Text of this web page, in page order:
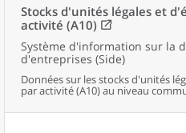
Stocks d'unités légales et
activité (A10)
Système d'information sur la
d'entreprises (Side)
Données sur les stocks d'unités
par activité (A10) au niveau